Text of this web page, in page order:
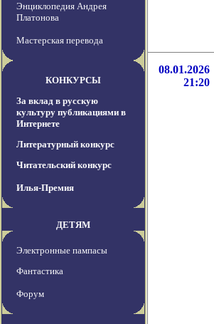
Энциклопедия Андрея
Платонова
Мастерская перевода
КОНКУРСЫ
За вклад в русскую
культуру публикациями в
Интернете
Литературный конкурс
Читательский конкурс
Илья-Премия
ДЕТЯМ
Электронные пампасы
Фантастика
Форум
08.01.2026
21:20